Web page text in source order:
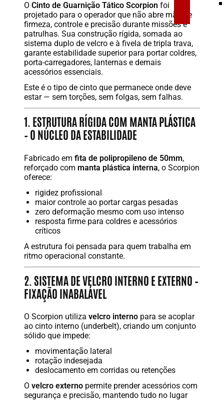
O Cinto de Guarnição Tático Scorpion foi
projetado para o operador que não abre mão de
firmeza, controle e precisão durante missões e
patrulhas. Sua construção rígida, somada ao
sistema duplo de velcro e à fivela de tripla trava,
garante estabilidade superior para portar coldres,
porta-carregadores, lanternas e demais
acessórios essenciais.
Este é o tipo de cinto que permanece onde deve
estar — sem torções, sem folgas, sem falhas.
1. ESTRUTURA RÍGIDA COM MANTA PLÁSTICA
– O NÚCLEO DA ESTABILIDADE
Fabricado em fita de polipropileno de 50mm,
reforçado com manta plástica interna, o Scorpion
oferece:
rigidez profissional
maior controle ao portar cargas pesadas
zero deformação mesmo com uso intenso
resposta firme para coldres e acessórios
críticos
A estrutura foi pensada para quem trabalha em
ritmo operacional constante.
2. SISTEMA DE VELCRO INTERNO E EXTERNO –
FIXAÇÃO INABALÁVEL
O Scorpion utiliza velcro interno para se acoplar
ao cinto interno (underbelt), criando um conjunto
sólido que impede:
movimentação lateral
rotação indesejada
deslocamento em corridas ou retenções
O velcro externo permite prender acessórios com
segurança e precisão, mantendo tudo no lugar